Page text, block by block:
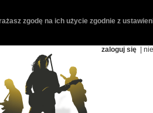
zgodę na ich użycie zgodnie z
zaloguj się |